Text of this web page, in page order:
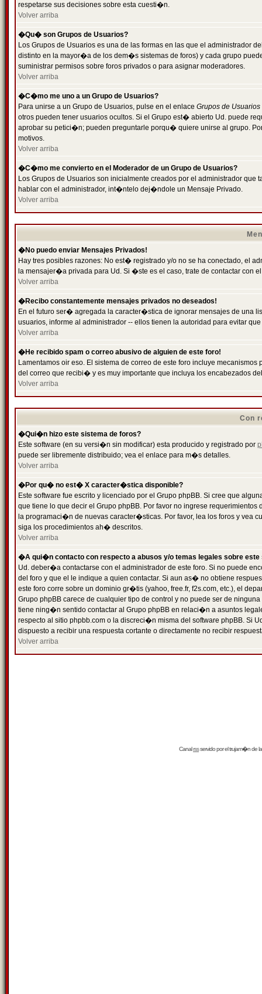
respetarse sus decisiones sobre esta cuesti�n.
Volver arriba
�Qu� son Grupos de Usuarios?
Los Grupos de Usuarios es una de las formas en las que el administrador
distinto en la mayor�a de los dem�s sistemas de foros) y cada grupo
suministrar permisos sobre foros privados o para asignar moderadores.
Volver arriba
�C�mo me uno a un Grupo de Usuarios?
Para unirse a un Grupo de Usuarios, pulse en el enlace Grupos de Usuarios
otros pueden tener usuarios ocultos. Si el Grupo est� abierto Ud. puede
aprobar su petici�n; pueden preguntarle porqu� quiere unirse al grupo.
motivos.
Volver arriba
�C�mo me convierto en el Moderador de un Grupo de Usuarios?
Los Grupos de Usuarios son inicialmente creados por el administrador
hablar con el administrador, int�ntelo dej�ndole un Mensaje Privado.
Volver arriba
�No puedo enviar Mensajes Privados!
Hay tres posibles razones: No est� registrado y/o no se ha conectado, el
la mensajer�a privada para Ud. Si �ste es el caso, trate de contactar con
Volver arriba
�Recibo constantemente mensajes privados no deseados!
En el futuro ser� agregada la caracter�stica de ignorar mensajes de una
usuarios, informe al administrador -- ellos tienen la autoridad para evitar
Volver arriba
�He recibido spam o correo abusivo de alguien de este foro!
Lamentamos oir eso. El sistema de correo de este foro incluye
del correo que recibi� y es muy importante que incluya los encabezados
Volver arriba
Con
�Qui�n hizo este sistema de foros?
Este software (en su versi�n sin modificar) esta producido y registrado por
puede ser libremente distribuido; vea el enlace para m�s detalles.
Volver arriba
�Por qu� no est� X caracter�stica disponible?
Este software fue escrito y licenciado por el Grupo phpBB. Si cree que
que tiene lo que decir el Grupo phpBB. Por favor no ingrese
la programaci�n de nuevas caracter�sticas. Por favor, lea los foros y vea
siga los procedimientos ah� descritos.
Volver arriba
�A qui�n contacto con respecto a abusos y/o temas legales sobre este
Ud. deber�a contactarse con el administrador de este foro. Si no puede
del foro y que el le indique a quien contactar. Si aun as� no obtiene
este foro corre sobre un dominio gr�tis (yahoo, free.fr, f2s.com, etc.), el
Grupo phpBB carece de cualquier tipo de control y no puede ser de
tiene ning�n sentido contactar al Grupo phpBB en relaci�n a asuntos
respecto al sitio phpbb.com o la discreci�n misma del software phpBB. Si
dispuesto a recibir una respuesta cortante o directamente no recibir
Volver arriba
Canalrssservido por eltrujam�nde